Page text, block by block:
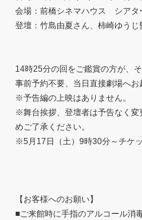
会場：前橋シネマハウス シアタ
登壇：竹島由夏さん、柿崎ゆうじ
14時25分の回をご鑑賞の方が、
事前予約不要、当日直接劇場へお
※予告編の上映はありません。
※舞台挨拶、登壇者は予告なく
めご了承ください。
※5月17日（土）9時30分～チケ
【お客様へのお願い】
■ご来館時に手指のアルコール消